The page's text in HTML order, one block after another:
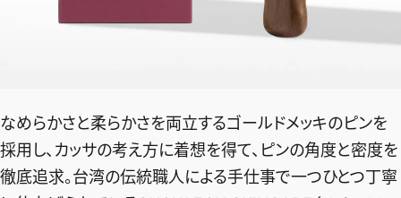
なめらかさと柔らかさを両立するゴールドメッキのピンを
採用し、カッサの考え方に着想を得て、ピンの角度と密度を
徹底追求。台湾の伝統職⼈による⼿仕事で⼀つひとつ丁寧